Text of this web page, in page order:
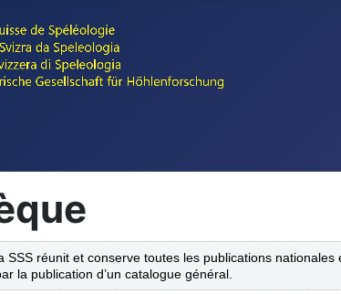
SSS réunit et conserve toutes les publications
la publication d’un catalogue général.